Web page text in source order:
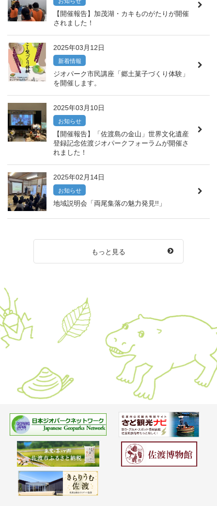
【開催報告】加茂湖・カキものがたりが開催
されました！
2025年03月12日
新着情報
ジオパーク市民講座「郷土菓子づくり体験」
を開催します。
2025年03月10日
お知らせ
【開催報告】「佐渡島の金山」世界文化遺産
登録記念佐渡ジオパークフォーラムが開催さ
れました！
2025年02月14日
お知らせ
地域説明会「両尾集落の魅力発見!!」
もっと見る